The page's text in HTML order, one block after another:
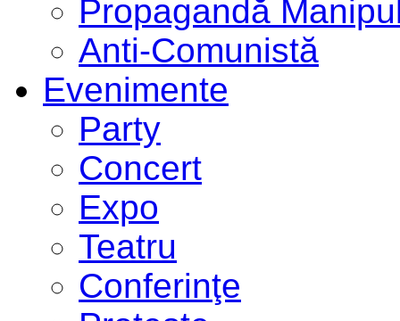
Propagandă
Anti-Comunistă
Evenimente
Party
Concert
Expo
Teatru
Conferinţe